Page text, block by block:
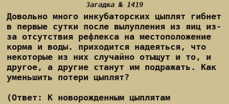
Загадка № 1419
Довольно много инкубаторских цыплят гибнет
в первые сутки после вылупления из яиц из-
за отсутствия рефлекса на местоположение
корма и воды. приходится надеяться, что
некоторые из них случайно отыщут и то, и
другое, а другие станут им подражать. Как
уменьшить потери цыплят?
(Ответ: К новорожденным цыплятам